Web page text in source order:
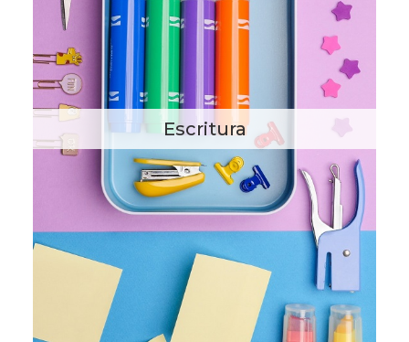
Escritura